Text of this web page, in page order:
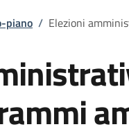
piano / Elezioni